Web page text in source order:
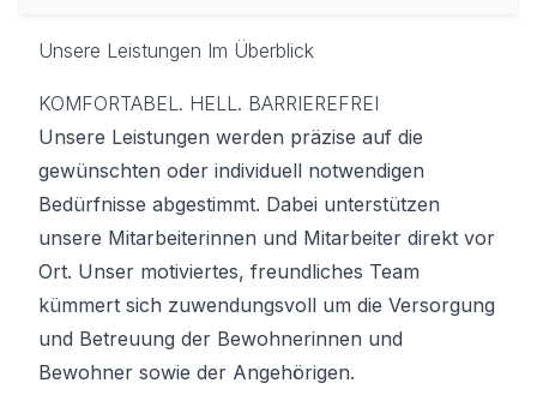
Unsere Leistungen Im Überblick
KOMFORTABEL. HELL. BARRIEREFREI
Unsere Leistungen werden präzise auf die
gewünschten oder individuell notwendigen
Bedürfnisse abgestimmt. Dabei unterstützen
unsere Mitarbeiterinnen und Mitarbeiter direkt vor
Ort. Unser motiviertes, freundliches Team
kümmert sich zuwendungsvoll um die Versorgung
und Betreuung der Bewohnerinnen und
Bewohner sowie der Angehörigen.